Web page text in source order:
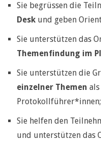
Sie begrüssen die
Desk und geben
Sie unterstützen das
Themenfindung im
Sie unterstützen die
einzelner Themen
Protokollführer*innen;
Sie helfen den
und unterstützen das